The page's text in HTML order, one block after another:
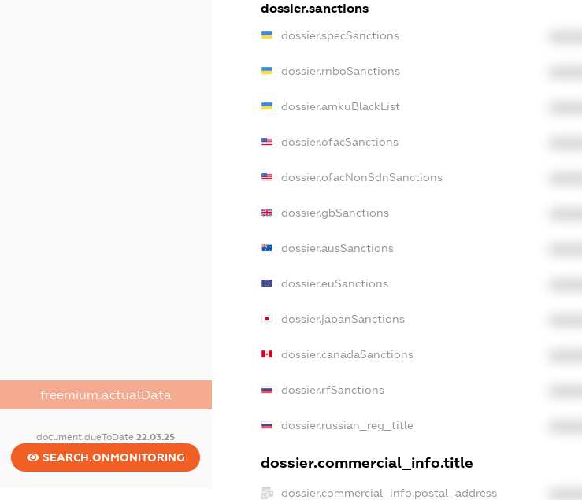
freemium.actualData
document.dueToDate22.03.25
SEARCH.ONMONITORING
dossier.sanctions
dossier.specSanctions
dossier.rnboSanctions
dossier.amkuBlackList
dossier.ofacSanctions
dossier.ofacNonSdnSanctions
dossier.gbSanctions
dossier.ausSanctions
dossier.euSanctions
dossier.japanSanctions
dossier.canadaSanctions
dossier.rfSanctions
dossier.russian_reg_title
dossier.commercial_info.title
dossier.commercial_info.postal_address